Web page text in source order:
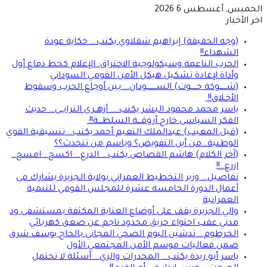
الخميس, أغسطس 6 2026
اخر الأخبار
(وجه الحقيقة) إبراهيم شقلاوي يكتب… حكاية عودة
الشهداء!!
الحرب الناعمة وسيكولوجية الاختراق: الإعلام كخط دفاع أول
وأداة لإعادة تشكيل هيكل الأمن القومي السوداني
(شــــــوكة حـــــوت) الســــــــودان… بين أوجاع الحرب وسقوط
الأخـلاق!!
ياسر محمد محمود البشر يكتب…. أزهــرى الترابــى… حديث
الفكر السياسى خارج أروقـــة السلطـــة!!
(قبل المغيب) عبدالملك النعيم أحمد يكتب.. تنسيقية القوي
الوطنية…من أين التفويض؟ وباسم من تتحدث؟؟
(آخر الكلام) هاشم القصاص يكتب… الدرع… اكسح.. امسح..
ازرع..!!
تفاصيل… وزير التخطيط العمراني بولاية الجزيرة يشارك في
أعمال الدورة الخامسة عشرة للمجلس القومي للتنمية
العمرانية
والي الجزيرة يقف على أوضاع العناية المكثفة بمستشفى ود
مدني عقب احتواء حريق محدود ناجم عن صعق كهربائي
الخرطوم… تدشين اليوم الصحي المجاني بالحاج يوسف شرق
ضمن فعاليات موسم الأمن المجتمعي الأول
ياسر أبو ريدة يكتب… المخدرات والزي… أسئلة لا تحتمل